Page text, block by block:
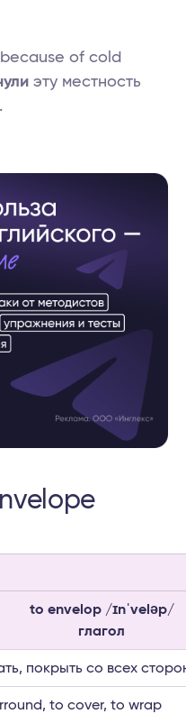
of cold
эту местность
to envelop /ɪnˈveləp/
глагол
покрыть со всех
to cover, to wrap